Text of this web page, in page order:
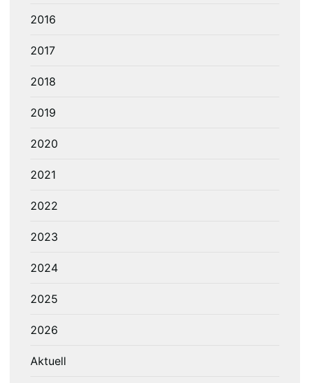
2016
2017
2018
2019
2020
2021
2022
2023
2024
2025
2026
Aktuell